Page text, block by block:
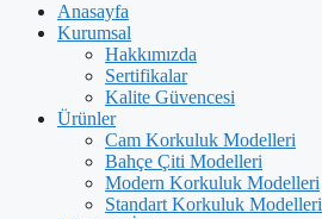
Anasayfa
Kurumsal
Hakkımızda
Sertifikalar
Kalite Güvencesi
Ürünler
Cam Korkuluk Modelleri
Bahçe Çiti Modelleri
Modern Korkuluk Modelleri
Standart Korkuluk Modelleri